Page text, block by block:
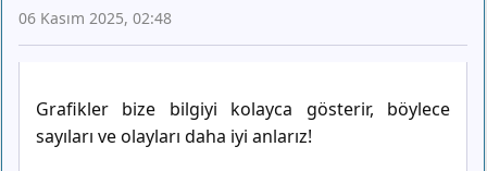
06 Kasım 2025, 02:48
Grafikler bize bilgiyi kolayca gösterir, böylece
sayıları ve olayları daha iyi anlarız!